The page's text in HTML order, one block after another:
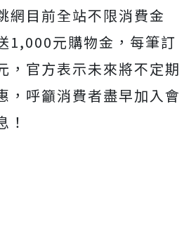
網目前全站不限消費金
1,000元購物金，每筆訂
，官方表示未來將不定期
，呼籲消費者盡早加入會
！